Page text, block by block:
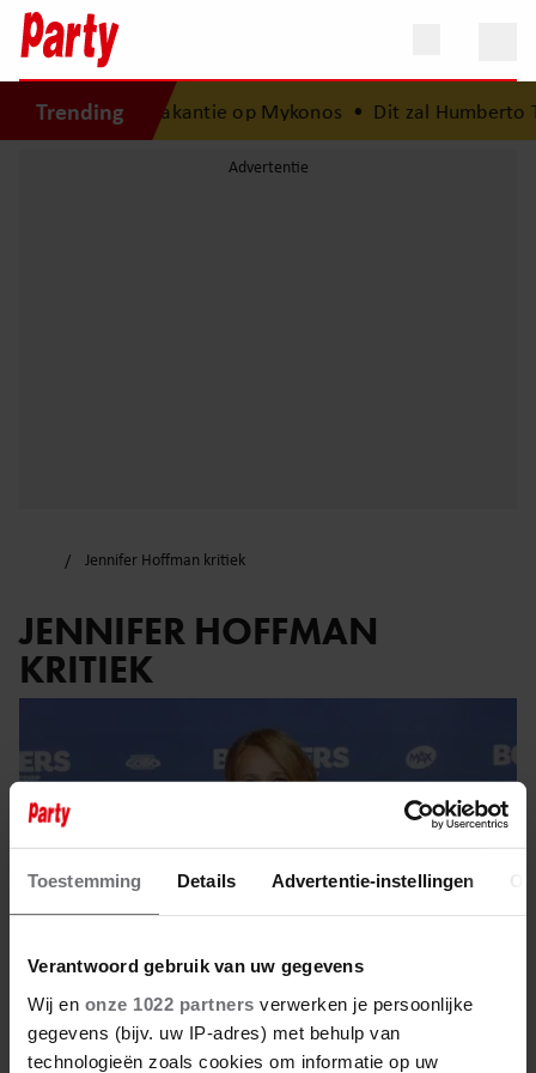
Toestemming Details Advertentie-instellingen
Verantwoord gebruik van uw gegevens
Wij en onze 1022 partners verwerken je persoonlijke
gegevens (bijv. uw IP-adres) met behulp van
technologieën zoals cookies om informatie op uw
Trending
na van droomvakantie op Mykonos•Dit zal Humberto
Jennifer Hoffman kritiek
JENNIFER HOFFMAN
KRITIEK